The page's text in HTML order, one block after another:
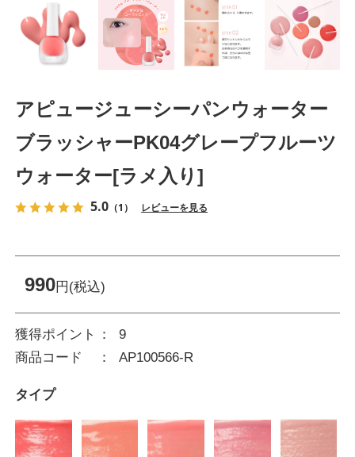
アピュージューシーパンウォーター
ブラッシャーPK04グレープフルーツ
ウォーター[ラメ入り]
5.0 （1） レビューを見る
990円(税込)
獲得ポイント
9
商品コード
AP100566-R
タイプ